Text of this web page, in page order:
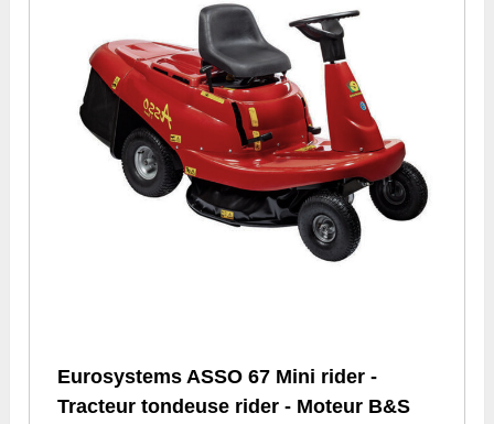
Eurosystems ASSO 67 Mini rider -
Tracteur tondeuse rider - Moteur B&S